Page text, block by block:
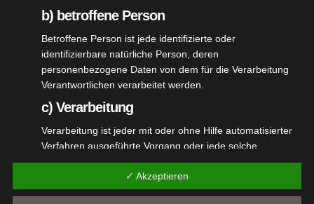
By Oberschuetzenmeister
b) betroffene Person
Betroffene Person ist jede identifizierte oder
identifizierbare natürliche Person, deren
personenbezogene Daten von dem für die Verarbeitung
Verantwortlichen verarbeitet werden.
c) Verarbeitung
Verarbeitung ist jeder mit oder ohne Hilfe automatisierter
Verfahren ausgeführte Vorgang oder jede solche
Vorgangsreihe im Zusammenhang mit
personenbezogenen Daten wie das Erheben, das
Erfassen, die Organisation, das Ordnen, die Speicherung,
✓ Akzeptieren